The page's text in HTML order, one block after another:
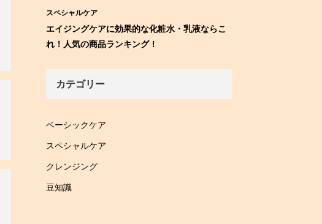
スペシャルケア
エイジングケアに効果的な化粧水・乳液ならこ
れ！人気の商品ランキング！
カテゴリー
ベーシックケア
スペシャルケア
クレンジング
豆知識